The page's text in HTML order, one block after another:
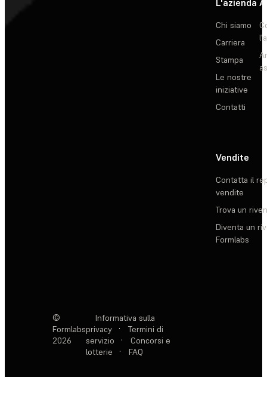
Chi siamo
Carriera
Stampa
Le nostre
iniziative
Contatti
Vendite
Contatta il
vendite
Trova un
Diventa un
Formlabs
©
Formlabs
2026
Informativa sulla
privacy
·
Termini di
servizio
·
Concorsi e
lotterie
· FAQ